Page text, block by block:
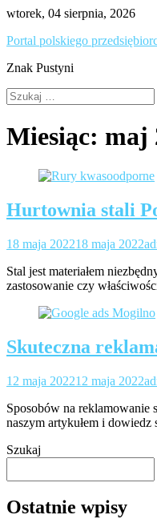
Skip
content
wtorek, 04 sierpnia, 2026
Portal polskiego
Znak Pustyni
Szukaj:
Miesiąc: maj
Hurtownia stali
18 maja 202218 maja 2022
Stal jest materiałem
zastosowanie czy
Skuteczna
12 maja 202212 maja 2022
Sposobów na reklamowanie
naszym artykułem i
Szukaj
Ostatnie wpisy